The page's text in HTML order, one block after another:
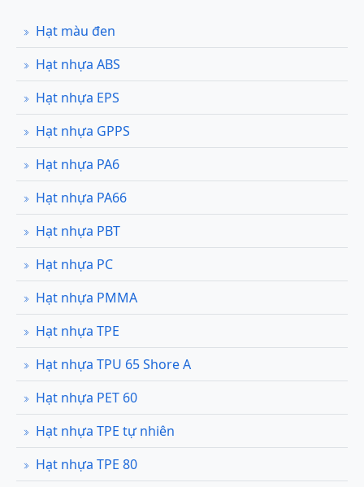
Hạt màu đen
Hạt nhựa ABS
Hạt nhựa EPS
Hạt nhựa GPPS
Hạt nhựa PA6
Hạt nhựa PA66
Hạt nhựa PBT
Hạt nhựa PC
Hạt nhựa PMMA
Hạt nhựa TPE
Hạt nhựa TPU 65 Shore A
Hạt nhựa PET 60
Hạt nhựa TPE tự nhiên
Hạt nhựa TPE 80